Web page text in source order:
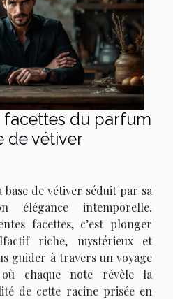
facettes du parfum
de vétiver
de vétiver séduit par sa
élégance intemporelle.
facettes, c’est plonger
riche, mystérieux et
guider à travers un voyage
chaque note révèle la
de cette racine prisée en